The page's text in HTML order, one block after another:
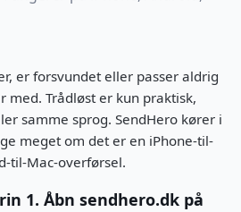
er forsvundet eller passer aldrig
med. Trådløst er kun praktisk,
samme sprog. SendHero kører i
meget om det er en iPhone-til-
til-Mac-overførsel.
1. Åbn sendhero.dk på